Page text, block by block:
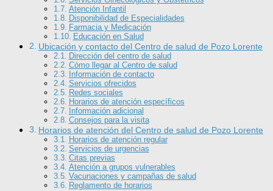
Atención Infantil
Disponibilidad de Especialidades
Farmacia y Medicación
Educación en Salud
Ubicación y contacto del Centro de salud de Pozo Lorente
Dirección del centro de salud
Cómo llegar al Centro de salud
Información de contacto
Servicios ofrecidos
Redes sociales
Horarios de atención específicos
Información adicional
Consejos para la visita
Horarios de atención del Centro de salud de Pozo Lorente
Horarios de atención regular
Servicios de urgencias
Citas previas
Atención a grupos vulnerables
Vacunaciones y campañas de salud
Reglamento de horarios